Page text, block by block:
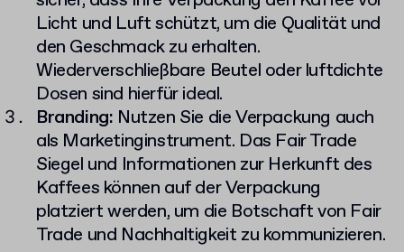
Licht und Luft schützt, um die Qualität und
den Geschmack zu erhalten.
Wiederverschließbare Beutel oder luftdichte
Dosen sind hierfür ideal.
Branding: Nutzen Sie die Verpackung auch
als Marketinginstrument. Das Fair Trade
Siegel und Informationen zur Herkunft des
Kaffees können auf der Verpackung
platziert werden, um die Botschaft von Fair
Trade und Nachhaltigkeit zu kommunizieren.